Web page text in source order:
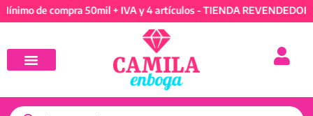
de compra 50mil + IVA y 4 artículos - TIENDA